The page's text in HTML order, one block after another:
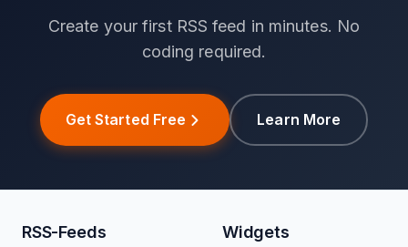
Create your first RSS feed in minutes. No
coding required.
Get Started Free Learn More
RSS-Feeds Widgets